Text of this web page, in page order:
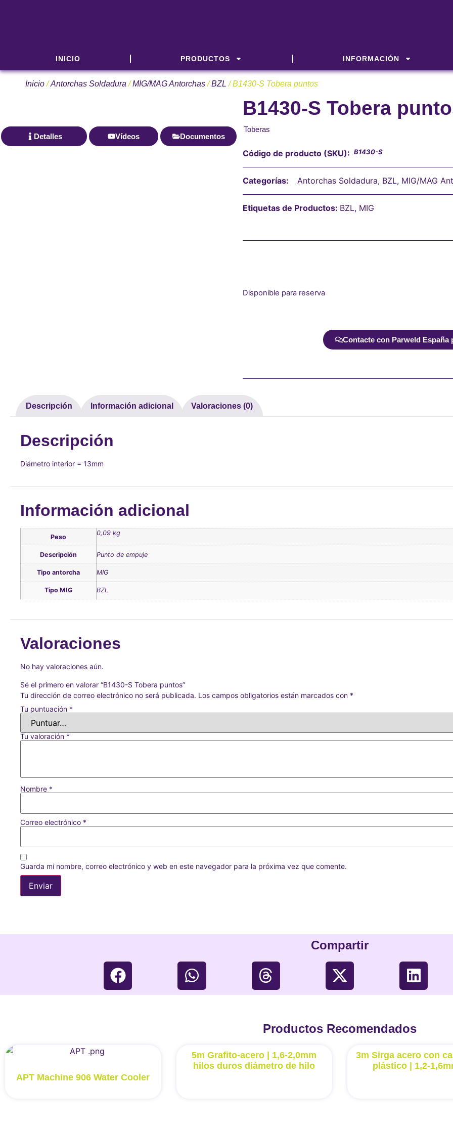
INICIO PRODUCTOS INFORMACIÓN
Inicio/Antorchas Soldadura /MIG/MAG Antorchas/BZL / B1430-S Tobera puntos
Detalles Vídeos Documentos
B1430-S Tobera
Toberas
Código de producto (SKU):B1430-S
Categorías: Antorchas Soldadura, BZL, MIG/MAG
Etiquetas de Productos: BZL, MIG
Disponible para reserva
Contacte con Parweld
Descripción Información adicional Valoraciones (0)
Descripción
Diámetro interior = 13mm
Información adicional
Peso
0,09 kg
Descripción Punto de empuje
Tipo antorcha MIG
Tipo MIG BZL
Valoraciones
No hay valoraciones aún.
Sé el primero en valorar “B1430-S Tobera puntos”
Tu dirección de correo electrónico no será publicada. Los campos obligatorios están marcados con *
Tu puntuación *
Tu valoración *
Nombre *
Correo electrónico *
Guarda mi nombre, correo electrónico y web en este navegador para la próxima vez que comente.
Compartir
Productos Recomendados
APT Machine 906 Water Cooler
5m Grafito-acero | 1,6-2,0mm
hilos duros diámetro de hilo
3m Sirga acero con
plástico | 1,2-